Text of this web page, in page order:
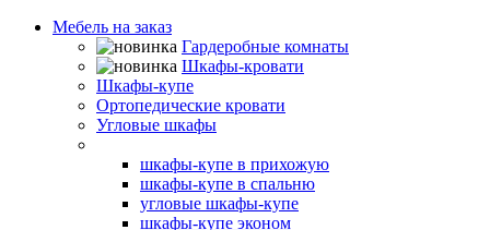
Мебель на заказ
Гардеробные комнаты
Шкафы-кровати
Шкафы-купе
Ортопедические кровати
Угловые шкафы
шкафы-купе в прихожую
шкафы-купе в спальню
угловые шкафы-купе
шкафы-купе эконом